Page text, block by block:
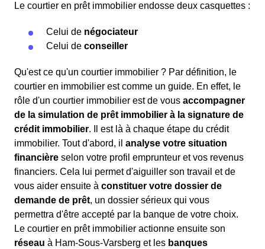
Le courtier en prêt immobilier endosse deux casquettes :
Celui de négociateur
Celui de conseiller
Qu'est ce qu'un courtier immobilier ? Par définition, le
courtier en immobilier est comme un guide. En effet, le
rôle d'un courtier immobilier est de vous accompagner
de la simulation de prêt immobilier à la signature de
crédit immobilier. Il est là à chaque étape du crédit
immobilier. Tout d'abord, il analyse votre situation
financière selon votre profil emprunteur et vos revenus
financiers. Cela lui permet d'aiguiller son travail et de
vous aider ensuite à constituer votre dossier de
demande de prêt, un dossier sérieux qui vous
permettra d'être accepté par la banque de votre choix.
Le courtier en prêt immobilier actionne ensuite son
réseau à Ham-Sous-Varsberg et les banques